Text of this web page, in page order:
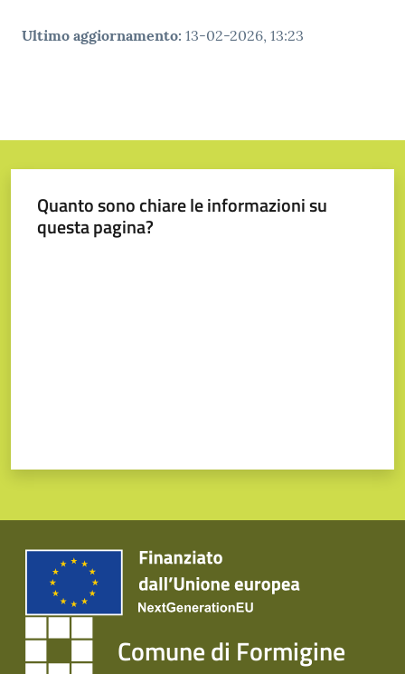
Ultimo aggiornamento: 13-02-2026, 13:23
Quanto sono chiare le informazioni su
questa pagina?
Comune di Formigine